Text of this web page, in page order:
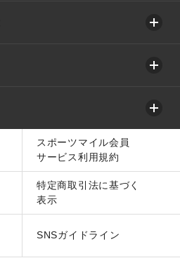
スポーツマイル会員
サービス利用規約
特定商取引法に基づく
表示
SNSガイドライン